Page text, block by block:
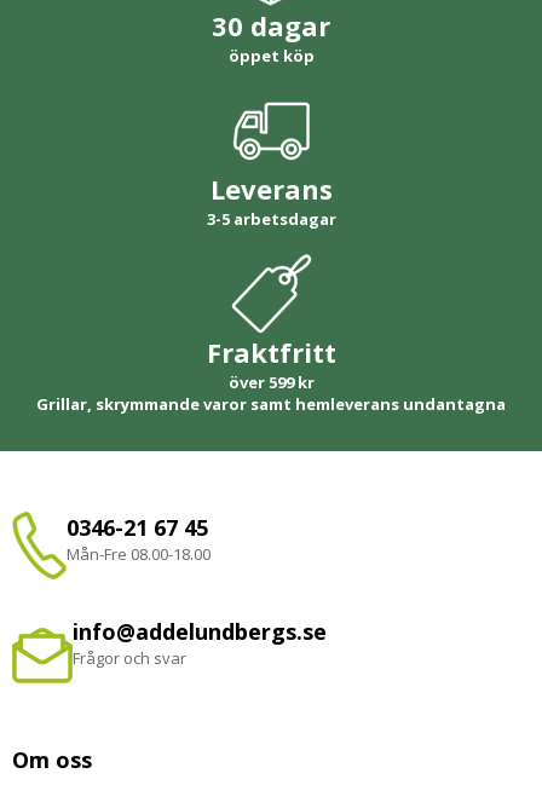
30 dagar
öppet köp
Leverans
3-5 arbetsdagar
Fraktfritt
över 599 kr
Grillar, skrymmande varor samt hemleverans undantagna
0346-21 67 45
Mån-Fre 08.00-18.00
info@addelundbergs.se
Frågor och svar
Om oss